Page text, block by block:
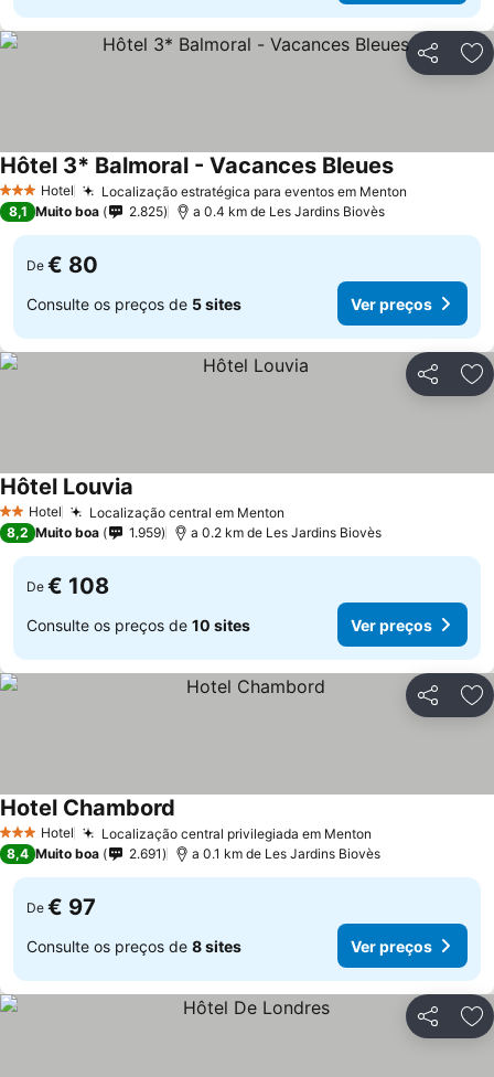
Partilhar
3 EstrelasHotel Localização estratégica para eventos em Menton
Hôtel 3* Balmoral - Vacances Bleues
8,1 Muito boa 2.825 a 0.4 km de Les Jardins Biovès
De € 80
Consulte os preços de 5 sites Ver preços
Partilhar
2 Estrelas
Hotel Localização central em Menton
Hôtel Louvia
8,2 Muito boa 1.959 a 0.2 km de Les Jardins Biovès
De € 108
Consulte os preços de 10 sites Ver preços
Partilhar
3 EstrelasHotel Localização central privilegiada em Menton
Hotel Chambord
8,4 Muito boa 2.691 a 0.1 km de Les Jardins Biovès
De € 97
Consulte os preços de 8 sites Ver preços
Partilhar